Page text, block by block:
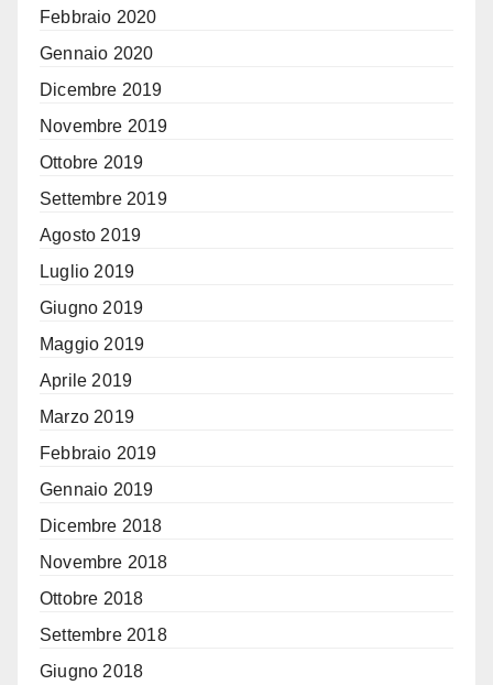
Febbraio 2020
Gennaio 2020
Dicembre 2019
Novembre 2019
Ottobre 2019
Settembre 2019
Agosto 2019
Luglio 2019
Giugno 2019
Maggio 2019
Aprile 2019
Marzo 2019
Febbraio 2019
Gennaio 2019
Dicembre 2018
Novembre 2018
Ottobre 2018
Settembre 2018
Giugno 2018